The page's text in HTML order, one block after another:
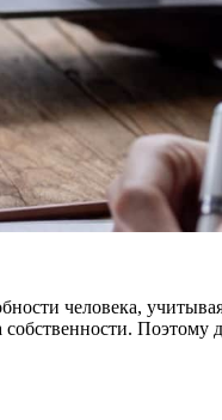
человека,
Поэтому